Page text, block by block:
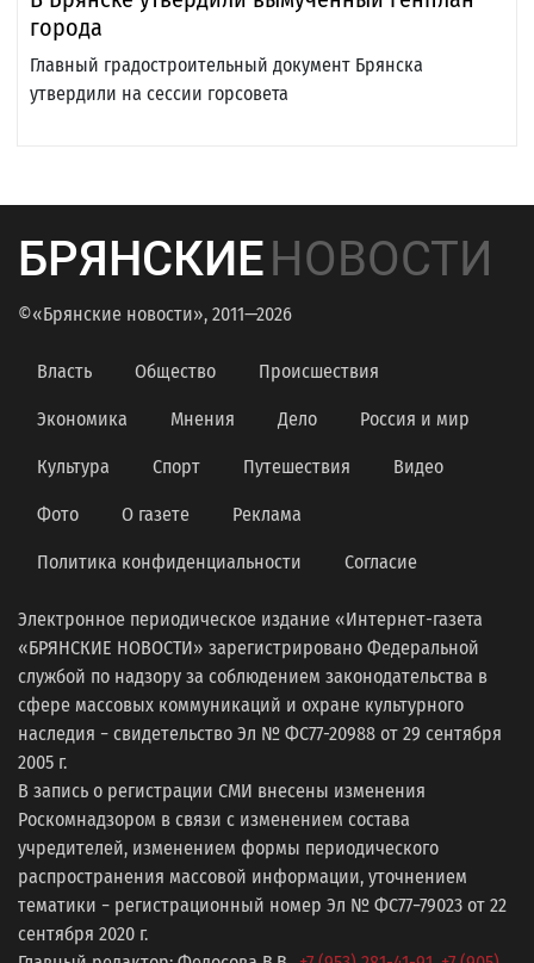
города
Главный градостроительный документ Брянска
утвердили на сессии горсовета
БРЯНСКИЕНОВОСТИ
©«Брянские новости», 2011—2026
Власть Общество Происшествия
Экономика Мнения Дело Россия и мир
Культура Спорт Путешествия Видео
Фото О газете Реклама
Политика конфиденциальности Согласие
Электронное периодическое издание «Интернет-газета
«БРЯНСКИЕ НОВОСТИ» зарегистрировано Федеральной
службой по надзору за соблюдением законодательства в
сфере массовых коммуникаций и охране культурного
наследия − свидетельство Эл № ФС77-20988 от 29 сентября
2005 г.
В запись о регистрации СМИ внесены изменения
Роскомнадзором в связи с изменением состава
учредителей, изменением формы периодического
распространения массовой информации, уточнением
тематики − регистрационный номер Эл № ФС77−79023 от 22
сентября 2020 г.